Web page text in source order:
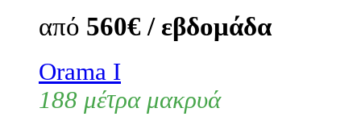
από 560€ / εβδομάδα
Orama I
188 μέτρα μακρυά